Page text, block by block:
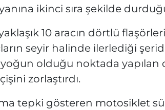
ikinci sıra şekilde
10 aracın dörtlü
seyir halinde ilerlediği
olduğu noktada yapılan
zorlaştırdı.
tepki gösteren motosiklet